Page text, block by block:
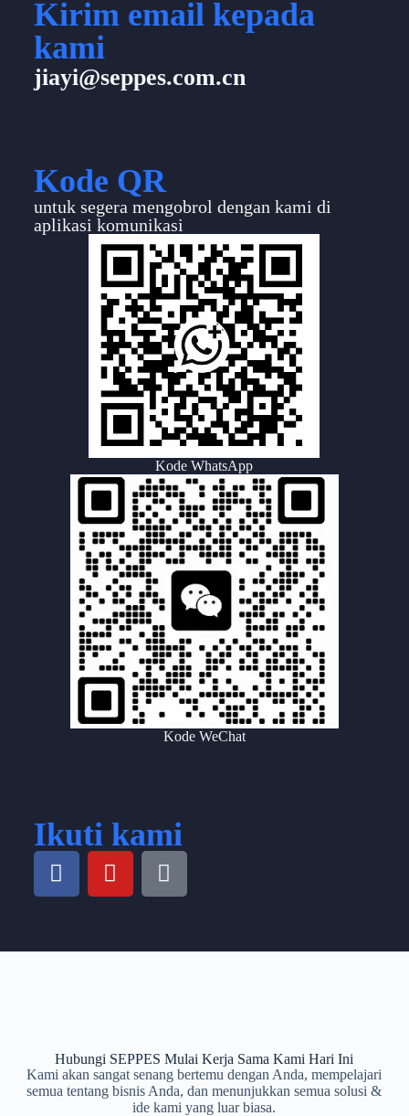
Kirim email kepada
kami
jiayi@seppes.com.cn
Kode QR
untuk segera mengobrol dengan kami di
aplikasi komunikasi
Kode WhatsApp
Kode WeChat
Ikuti kami
Hubungi SEPPES Mulai Kerja Sama Kami Hari Ini
Kami akan sangat senang bertemu dengan Anda, mempelajari
semua tentang bisnis Anda, dan menunjukkan semua solusi &
ide kami yang luar biasa.